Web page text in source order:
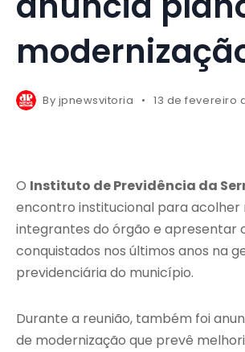
By jpnewsvitoria 13 de fevereiro
O Instituto de Previdência da
encontro institucional para acolher
integrantes do órgão e apresentar
conquistados nos últimos anos na
previdenciária do município.
Durante a reunião, também foi
de modernização que prevê